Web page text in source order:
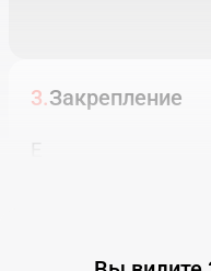
Закрепление